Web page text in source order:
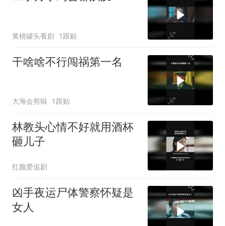
黄桃罐头看剧 1跟贴
干啥啥不行闯祸第一名
大海会剪辑 1跟贴
林教头心情不好就用酒杯
砸儿子
红颜爱追剧
凶手夜运尸体警察怀疑是
女人